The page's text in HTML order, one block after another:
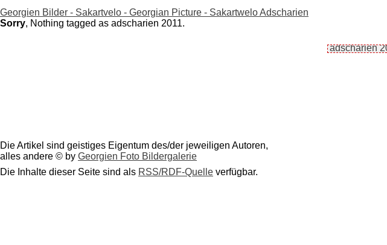
Georgien Bilder - Sakartvelo - Georgian Picture - Sakartwelo Adscharien
Sorry, Nothing tagged as adscharien 2011.
Die Artikel sind geistiges Eigentum des/der jeweiligen Autoren,
alles andere © by Georgien Foto Bildergalerie
Die Inhalte dieser Seite sind als RSS/RDF-Quelle verfügbar.